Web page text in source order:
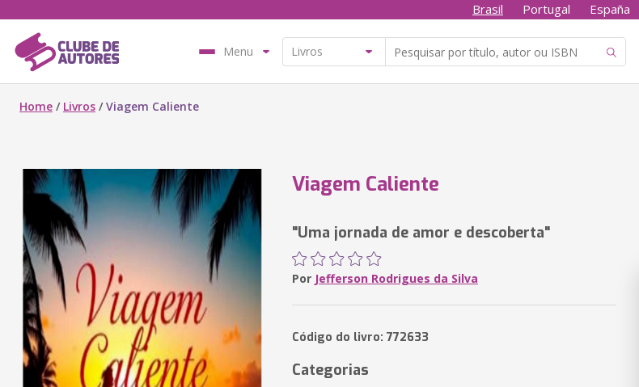
Brasil Portugal España
Menu
Home / Livros /Viagem Caliente
Viagem Caliente
"Uma jornada de amor e descoberta"
Por Jefferson Rodrigues da Silva
Código do livro: 772633
Categorias